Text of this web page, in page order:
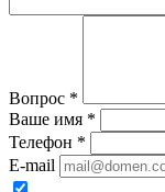
Вопрос *
Ваше имя *
Телефон *
E-mail